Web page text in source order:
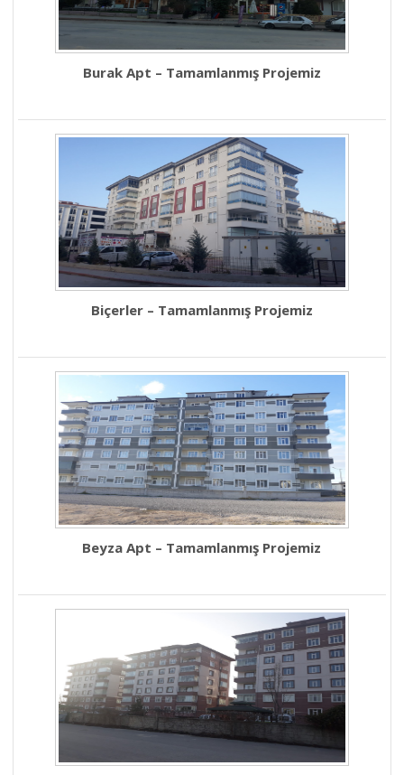
Burak Apt – Tamamlanmış Projemiz
Biçerler – Tamamlanmış Projemiz
Beyza Apt – Tamamlanmış Projemiz